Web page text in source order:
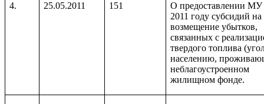
4. 25.05.2011 151
О предоставлении
2011 году субсидий на
возмещение убытков,
связанных с
твердого топлива
населению,
неблагоустроенном
жилищном фонде.